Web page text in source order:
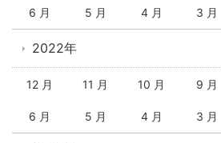
6 月 5 月 4 月 3 月
2022年
12 月 11 月 10 月 9 月
6 月 5 月 4 月 3 月